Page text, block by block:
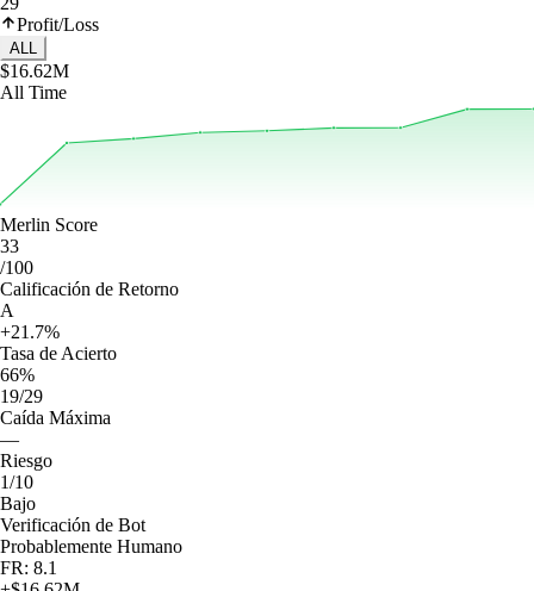
Profit/Loss
ALL
$16.62M
All Time
Merlin Score
33
/100
Calificación de Retorno
A
+21.7%
Tasa de Acierto
66%
19/29
Caída Máxima
—
Riesgo
1/10
Bajo
Verificación de Bot
Probablemente Humano
FR: 8.1